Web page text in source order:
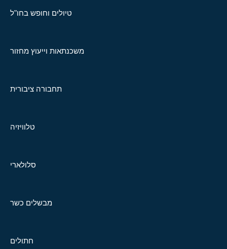
טיולים וחופש בחו"ל
משכנתאות וייעוץ מחזור
תחבורה ציבורית
טלוויזיה
סלולארי
מבשלים כשר
חתולים